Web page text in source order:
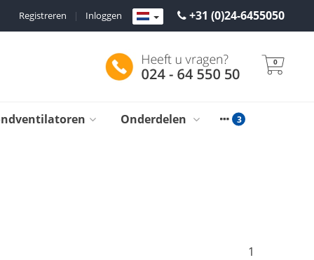
+31 (0)24-6455050
Inloggen
|
Registreren
0
Onderdelen
1